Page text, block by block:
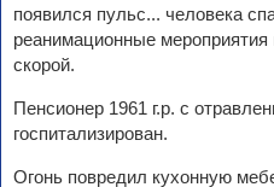
появился пульс... человека
реанимационные
скорой.
Пенсионер 1961 г.р. с
госпитализирован.
Огонь повредил кухонную